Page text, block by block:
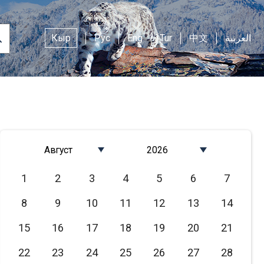
Кыр Рус Eng Tur 中文 العربية
Август
Март
Апрель
Июнь
2026
2024
2023
2021
1 2 3 4 5 6
7
8
9 10 11 12 13
14
15
16 17 18 19 20
21
22
23 24 25 26 27
28